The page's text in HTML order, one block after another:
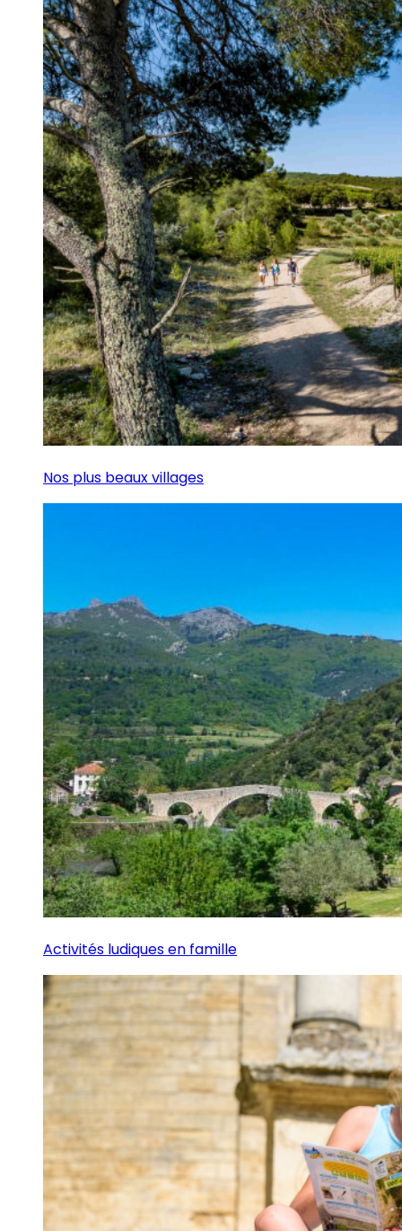
Nos plus beaux villages
Activités ludiques en famille